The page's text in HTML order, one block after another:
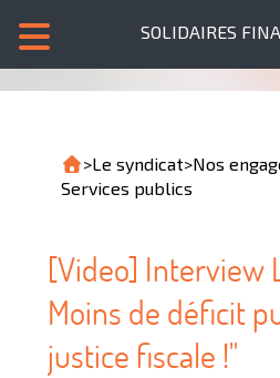
SOLIDAIRES
>Le syndicat>Nos
Services publics
[Video] Interview
Moins de déficit
justice fiscale !"